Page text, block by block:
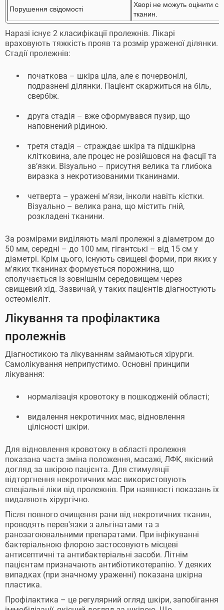
Порушення свідомості
Хворі не можуть оцінити
тканин.
Наразі існує 2 класифікації пролежнів. Лікарі
враховують тяжкість прояв та розмір ураженої ділянки.
Стадії пролежнів:
початкова – шкіра ціла, але є почервонілі,
подразнені ділянки. Пацієнт скаржиться на біль,
свербіж.
друга стадія – вже сформувався пузир, що
наповнений рідиною.
третя стадія – страждає шкіра та підшкірна
клітковина, але процес не розійшовся на фасції та
зв’язки. Візуально – присутня велика та глибока
виразка з некротизованими тканинами.
четверта – уражені м’язи, інколи навіть кістки.
Візуально – велика рана, що містить гній,
розкладені тканини.
За розмірами виділяють малі пролежні з діаметром до
50 мм, середні – до 100 мм, гігантські – від 15 см у
діаметрі. Крім цього, існують свищеві форми, при яких у
м'яких тканинах формується порожнина, що
сполучається із зовнішнім середовищем через
свищевий хід. Зазвичай, у таких пацієнтів діагностують
остеомієліт.
Лікування та профілактика
пролежнів
Діагностикою та лікуванням займаються хірурги.
Самолікування неприпустимо. Основні принципи
лікування:
нормалізація кровотоку в пошкодженій області;
видалення некротичних мас, відновлення
цілісності шкіри.
Для відновлення кровотоку в області пролежня
показана часта зміна положення, масажі, ЛФК, якісний
догляд за шкірою пацієнта. Для стимуляції
відторгнення некротичних мас використовують
спеціальні ліки від пролежнів. При наявності показань їх
видаляють хірургічно.
Після повного очищення рани від некротичних тканин,
проводять перев'язки з альгінатами та з
ранозагоювальними препаратами. При інфікуванні
бактеріальною флорою застосовують місцеві
антисептичні та антибактеріальні засоби. Літнім
пацієнтам призначають антибіотикотерапію. У деяких
випадках (при значному ураженні) показана шкірна
пластика.
Профілактика – це регулярний огляд шкіри, запобігання